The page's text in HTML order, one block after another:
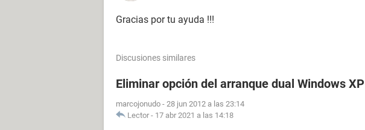
Gracias por tu ayuda !!!
Discusiones similares
Eliminar opción del arranque dual Windows XP
marcojonudo - 28 jun 2012 a las 23:14
Lector - 17 abr 2021 a las 14:18